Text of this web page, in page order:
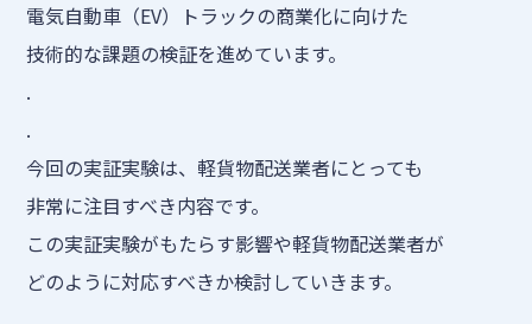
電気自動車（EV）トラックの商業化に向けた
技術的な課題の検証を進めています。
.
.
今回の実証実験は、軽貨物配送業者にとっても
非常に注目すべき内容です。
この実証実験がもたらす影響や軽貨物配送業者が
どのように対応すべきか検討していきます。